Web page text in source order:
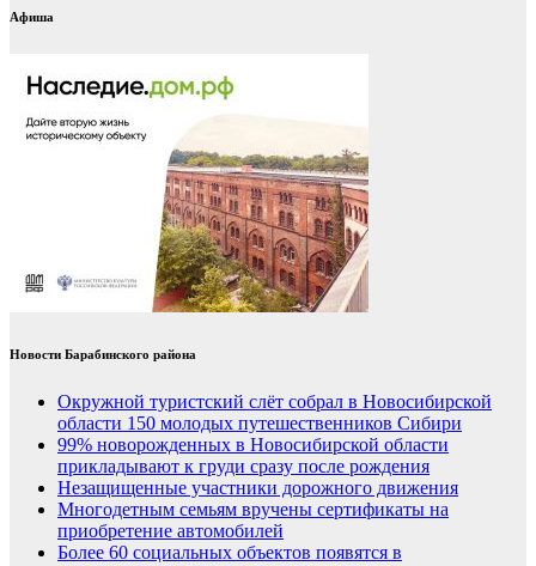
Афиша
Новости Барабинского района
Окружной туристский слёт собрал в Новосибирской
области 150 молодых путешественников Сибири
99% новорожденных в Новосибирской области
прикладывают к груди сразу после рождения
Незащищенные участники дорожного движения
Многодетным семьям вручены сертификаты на
приобретение автомобилей
Более 60 социальных объектов появятся в